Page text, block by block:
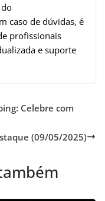
caso de dúvidas, é
profissionais
e suporte
Celebre com
(09/05/2025)